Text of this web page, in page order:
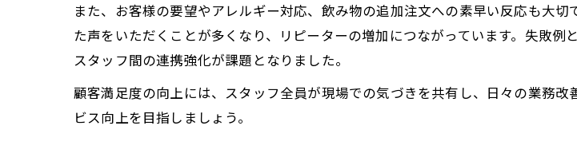
生産者と協力する居酒屋
また、お客様の要望やアレルギー対応、飲み物の追加注文への素早い反応も大
た声をいただくことが多くなり、リピーターの増加につながっています。失敗例
スタッフ間の連携強化が課題となりました。
顧客満足度の向上には、スタッフ全員が現場での気づきを共有し、日々の業務
ビス向上を目指しましょう。